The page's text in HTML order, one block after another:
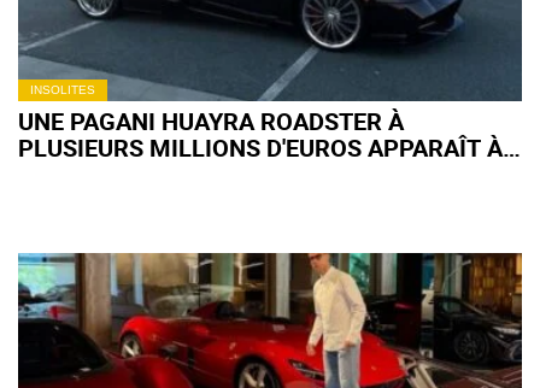
INSOLITES
UNE PAGANI HUAYRA ROADSTER À
PLUSIEURS MILLIONS D'EUROS APPARAÎT À